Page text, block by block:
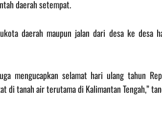
daerah setempat.
daerah maupun jalan dari desa ke desa
mengucapkan selamat hari ulang tahun
di tanah air terutama di Kalimantan Tengah,”